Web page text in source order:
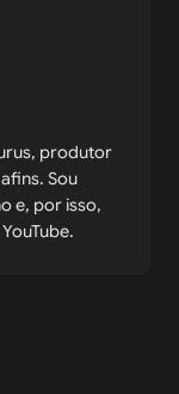
produtor
Sou
e, por isso,